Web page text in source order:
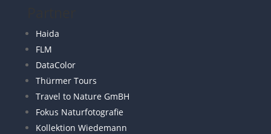
Haida
FLM
DataColor
Thürmer Tours
Travel to Nature GmBH
Fokus Naturfotografie
Kollektion Wiedemann